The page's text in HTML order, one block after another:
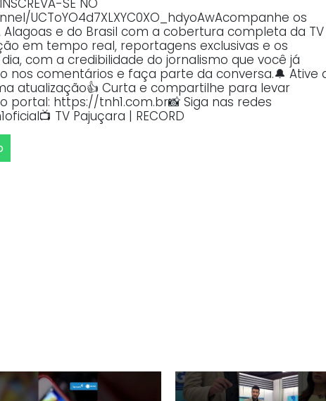
SE NO
UCToYO4d7XLXYC0XO_hdyoAwAcompanhe os
e do Brasil com a cobertura completa da TV
em tempo real, reportagens exclusivas e os
com a credibilidade do jornalismo que você já
nos comentários e faça parte da conversa.🔔 Ative
atualização👍 Curta e compartilhe para levar
portal: https://tnh1.com.br📸 Siga nas redes
TV Pajuçara | RECORD